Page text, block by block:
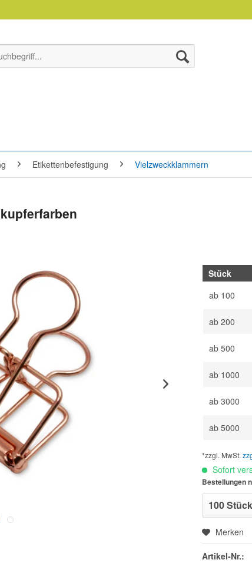
Etikettenbefestigung Vielzweckklammern
Stück
ab 100
ab200
ab500
ab 1000
ab3000
ab5000
*zzgl. MwSt.
Sofort
Bestellungen
Merken
Artikel-Nr.: